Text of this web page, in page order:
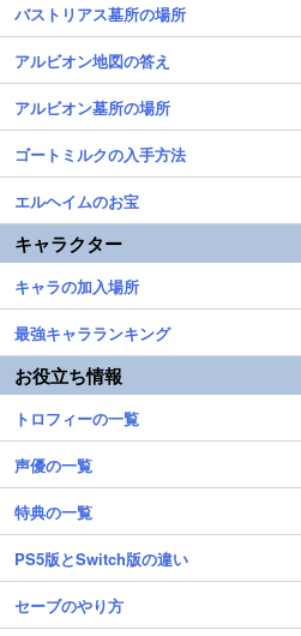
バストリアス墓所の場所
アルビオン地図の答え
アルビオン墓所の場所
ゴートミルクの入手方法
エルヘイムのお宝
キャラクター
キャラの加入場所
最強キャラランキング
お役立ち情報
トロフィーの一覧
声優の一覧
特典の一覧
PS5版とSwitch版の違い
セーブのやり方